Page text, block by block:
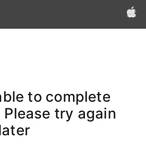
Apple‏
to complete
try again